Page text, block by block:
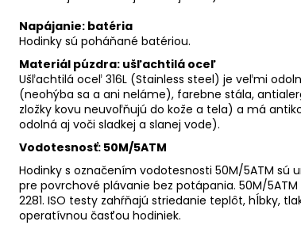
Napájanie: batéria
Hodinky sú poháňané batériou.
Materiál púzdra: ušľachtilá oceľ
Ušľachtilá oceľ 316L (Stainless steel) je veľmi
(neohýba sa a ani neláme), farebne stála,
zložky kovu neuvoľňujú do kože a tela) a má
odolná aj voči sladkej a slanej vode).
Vodotesnosť: 50M/5ATM
Hodinky s označením vodotesnosti 50M/5ATM
pre povrchové plávanie bez potápania. 50M/
2281. ISO testy zahŕňajú striedanie teplôt, hĺbky,
operatívnou časťou hodiniek.